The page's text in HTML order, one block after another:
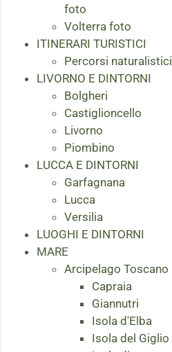
foto
Volterra foto
ITINERARI TURISTICI
Percorsi naturalistici
LIVORNO E DINTORNI
Bolgheri
Castiglioncello
Livorno
Piombino
LUCCA E DINTORNI
Garfagnana
Lucca
Versilia
LUOGHI E DINTORNI
MARE
Arcipelago Toscano
Capraia
Giannutri
Isola d'Elba
Isola del Giglio